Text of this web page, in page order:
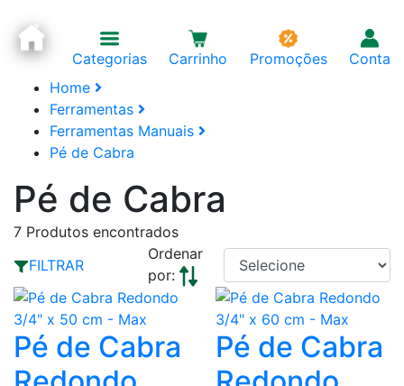
Categorias Carrinho Promoções
Conta
Home
Ferramentas
Ferramentas Manuais
Pé de Cabra
Pé de Cabra
7 Produtos encontrados
FILTRAR
Ordenar
por:
Pé de Cabra
Pé de Cabra